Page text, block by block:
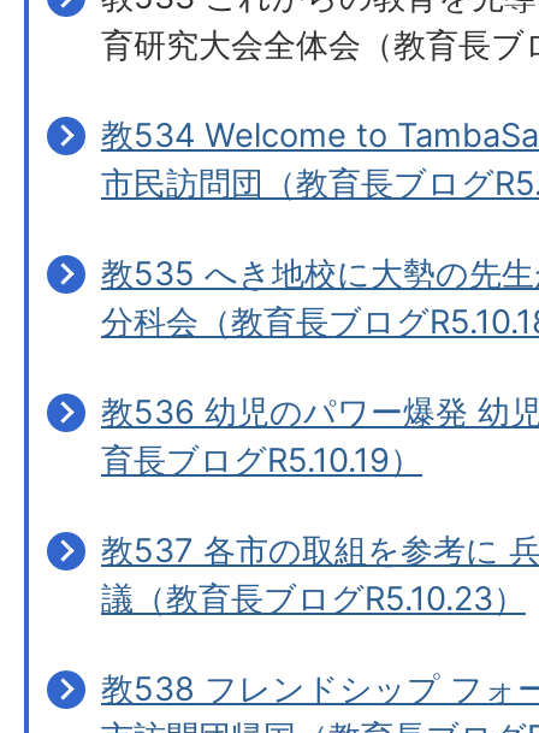
育研究大会全体会（教育長ブ
教534 Welcome to
市民訪問団（教育長ブログ
教535 へき地校に大勢の先
分科会（教育長ブログ
教536 幼児のパワー爆発 幼
育長ブログR5.10.19）
教537 各市の取組を参考に
議（教育長ブログR5.10.23）
教538 フレンドシップ フォ